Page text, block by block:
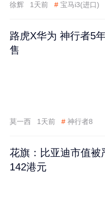
徐辉 1天前 # 宝马i3(进口)
路虎X华为 神行者5
售
莫一西 1天前 # 神行者8
花旗：比亚迪市值被
142港元